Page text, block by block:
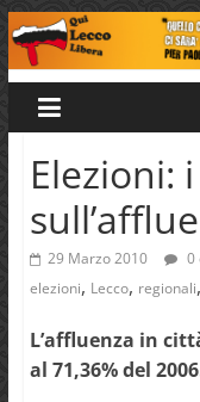
Salta
al
contenuto
Qui
Lecco
Libera
Elezioni:
29 Marzo 2010 0
elezioni, Lecco, regionali,
L’affluenza in
al 71,36% del